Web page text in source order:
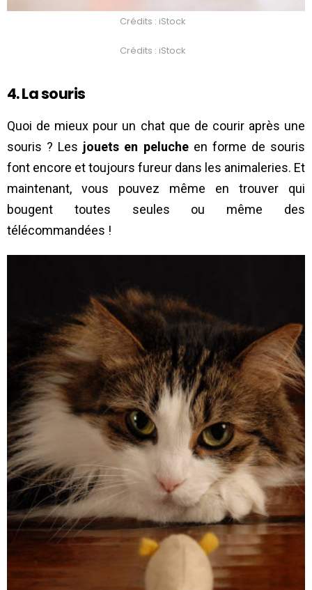
Crédits : iStock
Crédits : iStock
4. La souris
Quoi de mieux pour un chat que de courir après une
souris ? Les jouets en pelucheen forme de souris
font encore et toujours fureur dans les animaleries. Et
maintenant, vous pouvez même en trouver qui
bougent toutes seules ou même des
télécommandées !